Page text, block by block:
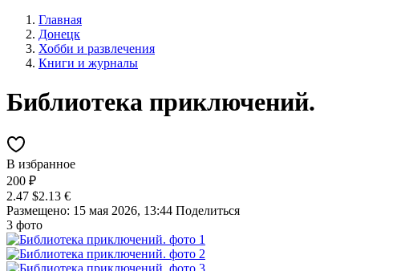
Главная
Донецк
Хобби и развлечения
Книги и журналы
Библиотека приключений.
В избранное
200 ₽
2.47 $2.13 €
Размещено: 15 мая 2026, 13:44 Поделиться
3 фото